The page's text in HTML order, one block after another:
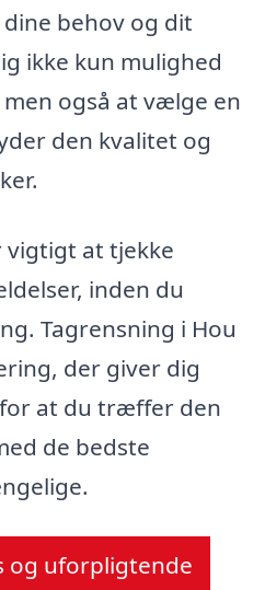
behov og dit
ikke kun mulighed
også at vælge en
den kvalitet og
vigtigt at tjekke
inden du
Tagrensning i Hou
der giver dig
at du træffer den
de bedste
og uforpligtende